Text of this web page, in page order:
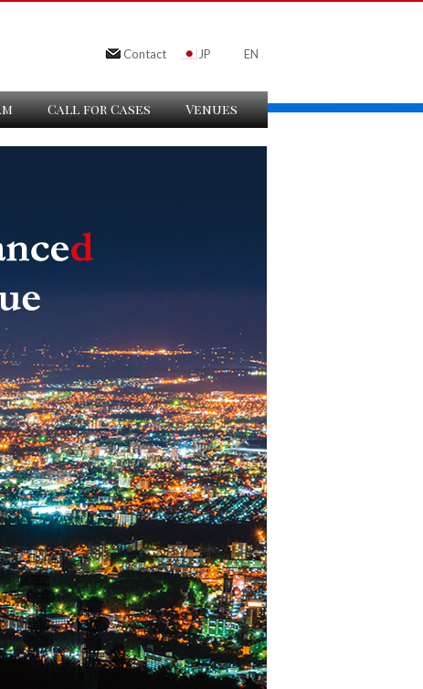
Contact JP EN
Call for Cases Venues